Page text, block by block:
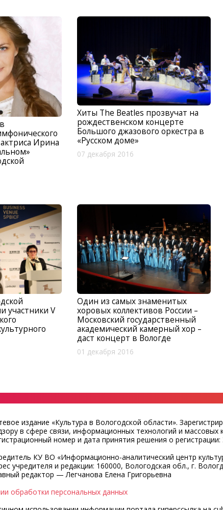
Ирина
Хиты The Beatles прозвучат на
рождественском концерте
Большого джазового оркестра в
«Русском доме»
07 декабря 2016
участники V
Один из самых знаменитых
хоровых коллективов России –
Московский государственный
академический камерный хор –
даст концерт в Вологде
01 декабря 2016
издание «Культура в Вологодской области».
в сфере связи, информационных технологий и массовых
номер и дата принятия решения о
КУ ВО «Информационно-аналитический центр
учредителя и редакции: 160000, Вологодская обл., г.
редактор — Легчанова Елена Григорьевна
обработки персональных данных